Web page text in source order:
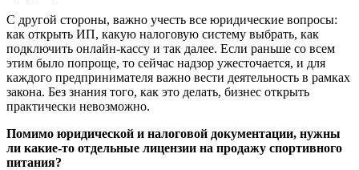
С другой стороны, важно учесть все юридические вопросы:
как открыть ИП, какую налоговую систему выбрать, как
подключить онлайн-кассу и так далее. Если раньше со всем
этим было попроще, то сейчас надзор ужесточается, и для
каждого предпринимателя важно вести деятельность в рамках
закона. Без знания того, как это делать, бизнес открыть
практически невозможно.
Помимо юридической и налоговой документации, нужны
ли какие-то отдельные лицензии на продажу спортивного
питания?